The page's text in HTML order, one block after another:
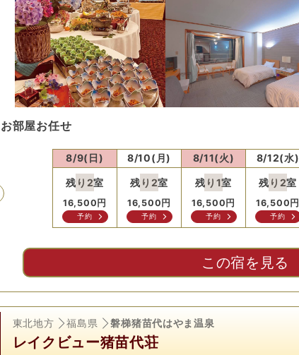
お部屋お任せ
Previous
8/9(日)
残り 2室
16,500 円
予約
8/10(月)
残り 2室
16,500 円
予約
8/11(火)
残り 1室
16,500 円
予約
8/12(水)
残り 2室
16,500 円
予約
この宿を見る
東北地方 福島県 磐梯猪苗代はやま温泉
レイクビュー猪苗代荘